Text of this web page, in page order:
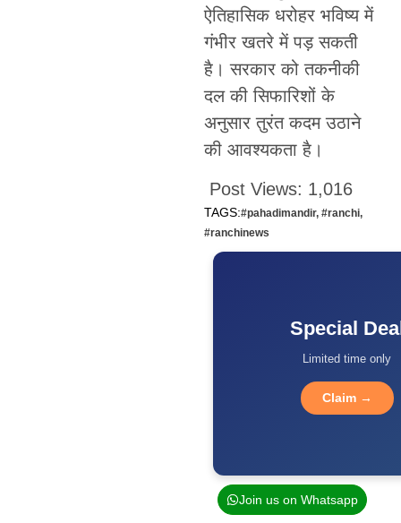
ऐतिहासिक धरोहर भविष्य में
गंभीर खतरे में पड़ सकती
है। सरकार को तकनीकी
दल की सिफारिशों के
अनुसार तुरंत कदम उठाने
की आवश्यकता है।
Post Views: 1,016
TAGS:#pahadimandir, #ranchi,
#ranchinews
Special
Limited time only
Claim →
Join us on Whatsapp